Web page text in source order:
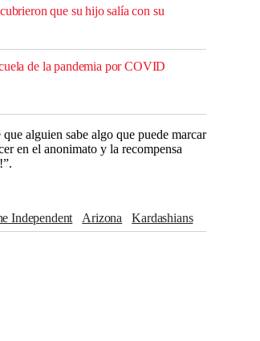
que su hijo salía con su
de la pandemia por COVID
alguien sabe algo que puede marcar
en el anonimato y la recompensa
Independent Arizona
Kardashians